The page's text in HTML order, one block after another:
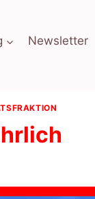
Newsletter